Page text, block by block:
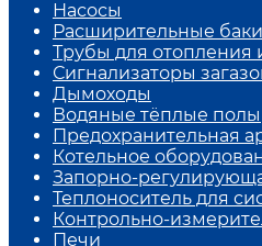
Насосы
Расширительные
Трубы для отопления
Сигнализаторы
Дымоходы
Водяные тёплые полы
Предохранительная
Котельное
Запорно-
Теплоноситель для
Контрольно-
Печи